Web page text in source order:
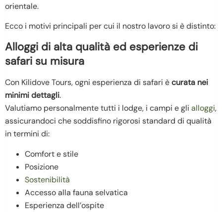
orientale.
Ecco i motivi principali per cui il nostro lavoro si è distinto:
Alloggi di alta qualità ed esperienze di
safari su misura
Con Kilidove Tours, ogni esperienza di safari ècurata nei
minimi dettagli.
Valutiamo personalmente tutti i lodge, i campi e gli alloggi,
assicurandoci che soddisfino rigorosi standard di qualità
in termini di:
Comfort e stile
Posizione
Sostenibilità
Accesso alla fauna selvatica
Esperienza dell’ospite